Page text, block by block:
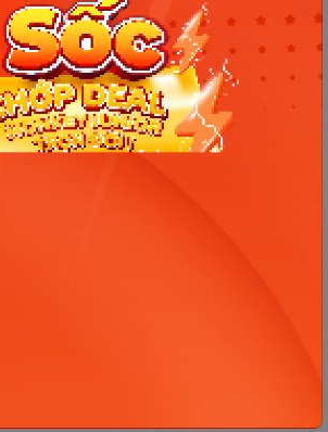
thiết bị sử dụng hệ điều hành